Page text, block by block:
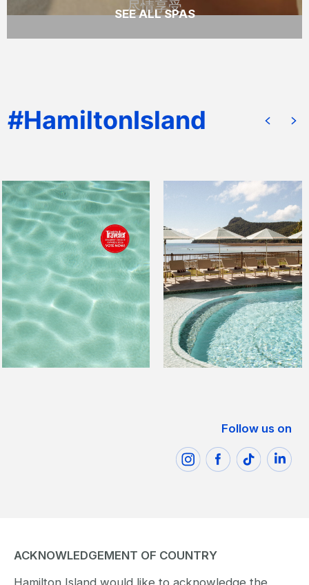
尽情享受
SEE ALL SPAS
Follow us on
ACKNOWLEDGEMENT OF COUNTRY